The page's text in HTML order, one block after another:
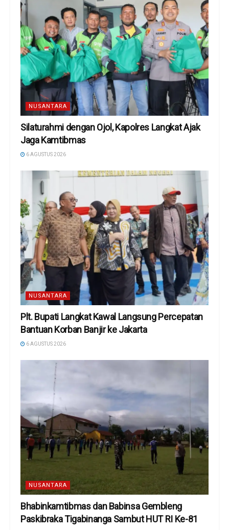
NUSANTARA
Silaturahmi dengan Ojol, Kapolres Langkat Ajak
Jaga Kamtibmas
6 AGUSTUS 2026
NUSANTARA
Plt. Bupati Langkat Kawal Langsung Percepatan
Bantuan Korban Banjir ke Jakarta
6 AGUSTUS 2026
NUSANTARA
Bhabinkamtibmas dan Babinsa Gembleng
Paskibraka Tigabinanga Sambut HUT RI Ke-81